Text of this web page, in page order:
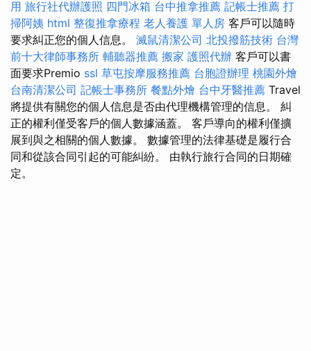
用 旅行社代辦護照 四門冰箱 台中推拿推薦 記帳士推薦 打
掃阿姨 html 整復推拿療程 老人養護 單人房 客戶可以隨時
要求糾正您的個人信息。 滅鼠清潔公司 北投撥筋技術 台灣
前十大律師事務所 輔聽器推薦 搬家 護照代辦 客戶可以書
面要求Premio ssl 草屯按摩服務推薦 台胞證辦理 桃園外燴
台南清潔公司 記帳士事務所 餐點外燴 台中牙醫推薦 Travel
將提供有關您的個人信息是否由代理機構管理的信息。 糾
正的權利僅受客戶的個人數據涵蓋。 客戶導向的權利僅擴
展到與之相關的個人數據。 數據管理的法律基礎是履行合
同和從該合同引起的可能糾紛。 由執行旅行合同的日期確
定。